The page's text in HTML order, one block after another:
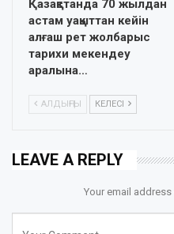
Қазақстанда 70 жылдан
астам уақыттан кейін
алғаш рет жолбарыс
тарихи мекендеу
аралына…
АЛДЫҢҒЫ КЕЛЕСІ
LEAVE A REPLY
Your email